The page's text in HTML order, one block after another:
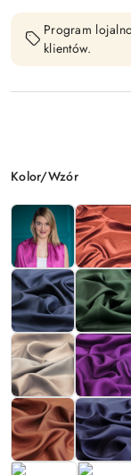
Program
klientów.
Wariant
Kolor/Wzór